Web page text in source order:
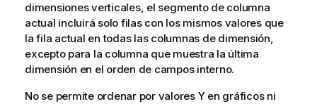
dimensiones verticales, el segmento de columna
actual incluirá solo filas con los mismos valores que
la fila actual en todas las columnas de dimensión,
excepto para la columna que muestra la última
dimensión en el orden de campos interno.
No se permite ordenar por valores Y en gráficos ni